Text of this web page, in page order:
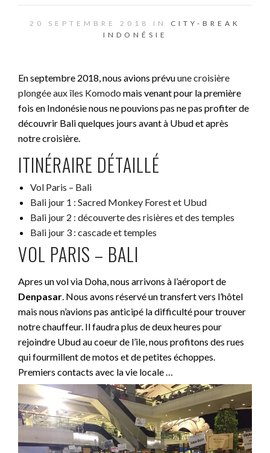
20 SEPTEMBRE 2018 IN CITY-BREAK
INDONÉSIE
En septembre 2018, nous avions prévuune croisière
plongée aux îles Komodo mais venant pour la première
fois en Indonésie nous ne pouvions pas ne pas profiter de
découvrir Bali quelques jours avant à Ubud et après
notre croisière.
ITINÉRAIRE DÉTAILLÉ
Vol Paris – Bali
Bali jour 1 : Sacred Monkey Forest et Ubud
Bali jour 2 : découverte des risières et des temples
Bali jour 3 : cascade et temples
VOL PARIS – BALI
Apres un vol via Doha, nous arrivons à l’aéroport de
Denpasar. Nous avons réservé un transfert vers l’hôtel
mais nous n’avions pas anticipé la difficulté pour trouver
notre chauffeur. Il faudra plus de deux heures pour
rejoindre Ubud au coeur de l’ile, nous profitons des rues
qui fourmillent de motos et de petites échoppes.
Premiers contacts avec la vie locale …